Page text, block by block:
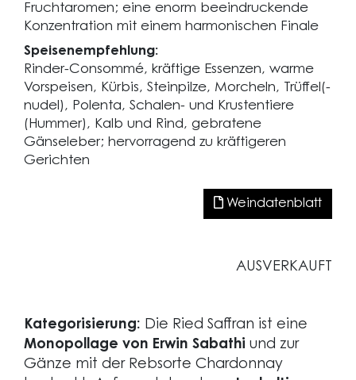
Fruchtaromen; eine enorm beeindruckende
Konzentration mit einem harmonischen Finale
Speisenempfehlung:
Rinder-Consommé, kräftige Essenzen, warme
Vorspeisen, Kürbis, Steinpilze, Morcheln, Trüffel(-
nudel), Polenta, Schalen- und Krustentiere
(Hummer), Kalb und Rind, gebratene
Gänseleber; hervorragend zu kräftigeren
Gerichten
Weindatenblatt
AUSVERKAUFT
Kategorisierung: Die Ried Saffran ist eine
Monopollage von Erwin Sabathi und zur
Gänze mit der Rebsorte Chardonnay